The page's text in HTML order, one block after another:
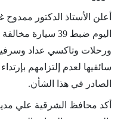
الصادر في هذا الشأن.